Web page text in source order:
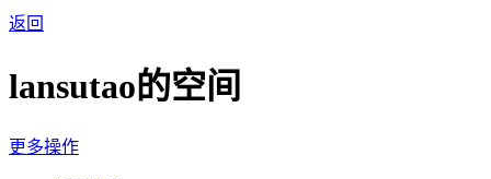
返回
lansutao的空间
更多操作